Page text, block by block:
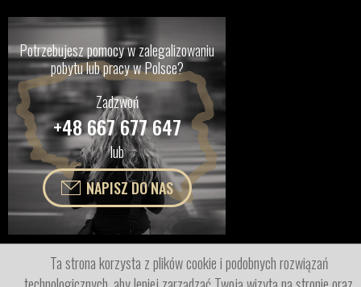
Potrzebujesz pomocy w zalegalizowaniu
pobytu lub pracy w Polsce?
Zadzwoń
+48 667 677 647
lub
NAPISZ DO NAS
Ta strona korzysta z plików cookie i podobnych rozwiązań